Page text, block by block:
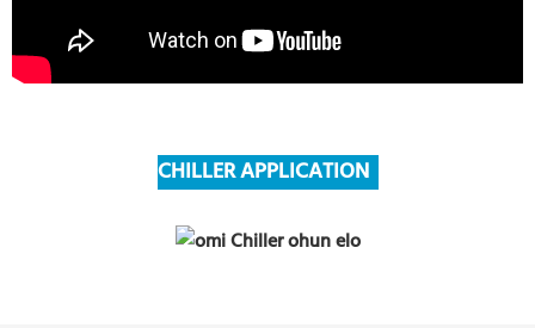
CHILLER APPLICATION